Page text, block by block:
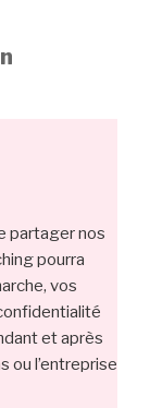
partager nos
pourra
vos
et après
ou l’entreprise